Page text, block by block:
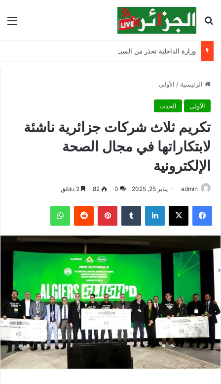
بحث عن
الرئيسية / الأولى
الأولى الحدث
تكريم ثلاث شركات جزائرية ناشئة
لابتكاراتها في مجال الصحة
الإلكترونية
admin يناير 25, 2025 0
82
فيسبوك لينكدإن بينتيريست